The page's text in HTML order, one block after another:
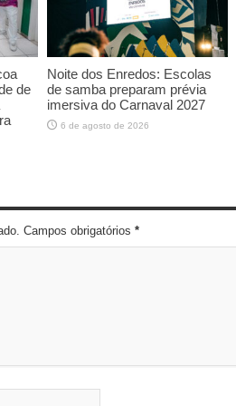
de
Noite dos Enredos: Escolas
de samba preparam prévia
imersiva do Carnaval 2027
6 de agosto de 2026
Campos obrigatórios *